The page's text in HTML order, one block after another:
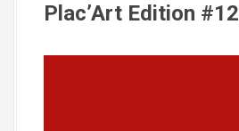
Plac’Art Edition #12